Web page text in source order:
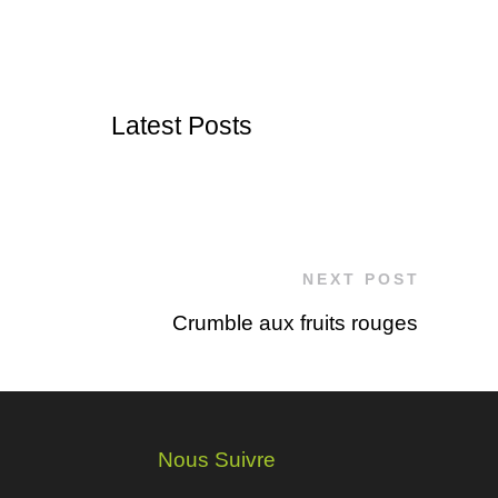
Latest Posts
NEXT POST
Crumble aux fruits rouges
Nous Suivre